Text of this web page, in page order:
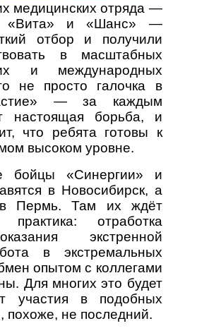
медицинских отряда —
«Вита» и «Шанс» —
отбор и получили
в масштабных
и международных
не просто галочка в
— за каждым
настоящая борьба, и
что ребята готовы к
высоком уровне.
«Синергии» и
в Новосибирск, а
Пермь. Там их ждёт
практика: отработка
экстренной
в экстремальных
опытом с коллегами
Для многих это будет
участия в подобных
похоже, не последний.